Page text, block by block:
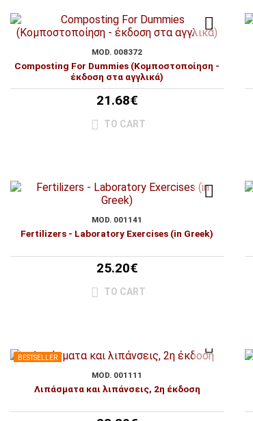
MOD. 008372
Composting For Dummies (Κομποστοποίηση -
έκδοση στα αγγλικά)
21.68€
TO CART
MOD. 001141
Fertilizers - Laboratory Exercises (in Greek)
25.20€
TO CART
BESTSELLER
MOD. 001111
Λιπάσματα και λιπάνσεις, 2η έκδοση